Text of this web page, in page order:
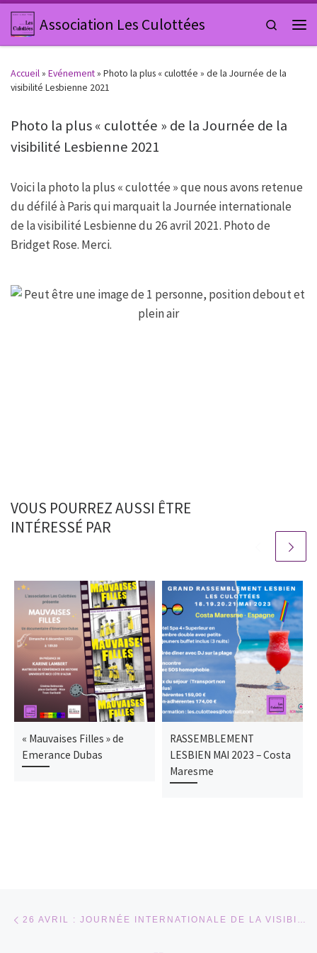
Passer au contenu
Association Les Culottées
Search
Accueil» Evénement» Photo la plus « culottée » de la Journée de la
visibilité Lesbienne 2021
Photo la plus « culottée » de la Journée de la
visibilité Lesbienne 2021
Voici la photo la plus « culottée » que nous avons retenue
du défilé à Paris qui marquait la Journée internationale
de la visibilité Lesbienne du 26 avril 2021. Photo de
Bridget Rose. Merci.
VOUS POURREZ AUSSI ÊTRE
INTÉRESSÉ PAR
« Mauvaises Filles » de
Emerance Dubas
RASSEMBLEMENT
LESBIEN MAI 2023 – Costa
Maresme
26 AVRIL : JOURNÉE INTERNATIONALE DE LA VISIBILITÉ LESBIENNE